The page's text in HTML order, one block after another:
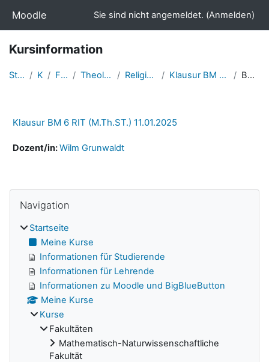
Moodle Sie sind nicht angemeldet. (Anmelden)
Kursinformation
Startseite Kurse Fakultäten Theologische Fakultät Religionswissenschaft Klausur BM 6 RIT (M.Th.ST.) 11.01.2025 Beschreibung
Klausur BM 6 RIT (M.Th.ST.) 11.01.2025
Dozent/in:Wilm Grunwaldt
Navigation
Startseite
Meine Kurse
Informationen für Studierende
Informationen für Lehrende
Informationen zu Moodle und BigBlueButton
Meine Kurse
Kurse
Fakultäten
Mathematisch-Naturwissenschaftliche
Fakultät